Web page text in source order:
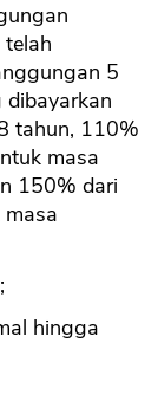
5
tahun, 110%
masa
150% dari
hingga